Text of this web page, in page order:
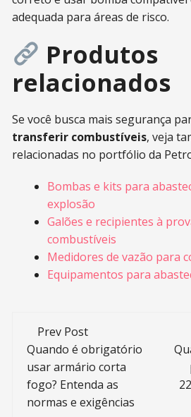
adequada para áreas de risco.
Produtos
relacionados
Se você busca mais segurança
transferir combustíveis, veja
relacionadas no portfólio da
Bombas e kits para
explosão
Galões e recipientes à
combustíveis
Medidores de vazão para
Equipamentos para
Post
navigation
Prev Post
Quando é obrigatório
usar armário corta
fogo? Entenda as
normas e exigências